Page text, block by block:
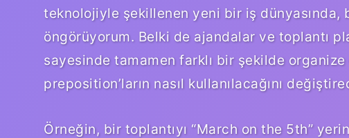
teknolojiyle şekillenen yeni bir iş dünyasında,
öngörüyorum. Belki de ajandalar ve toplantı
sayesinde tamamen farklı bir şekilde
preposition’ların nasıl kullanılacağını
Örneğin, bir toplantıyı “March on the 5th”